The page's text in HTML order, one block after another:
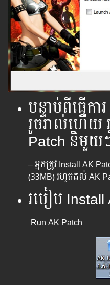
បន្ទាប់ពីធ្វើក
រូចរាល់ហើយ
Patch និមួយ
– អ្នកត្រូវ Install AK
(33MB)​ រហូតដល់ AK
របៀប Install
-Run AK Patch